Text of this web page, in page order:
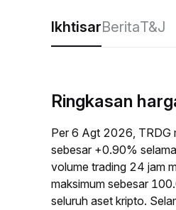
IkhtisarBeritaT&J
Ringkasan
Per 6 Agt 2026, TRDG
sebesar +0.90%
volume trading 24 jam
maksimum sebesar
seluruh aset kripto.